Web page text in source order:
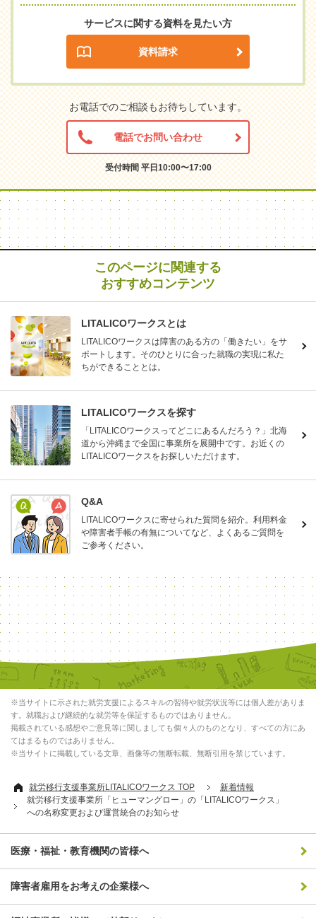
サービスに関する資料を見たい方
資料請求
お電話でのご相談もお待ちしています。
電話でお問い合わせ
受付時間 平日10:00〜17:00
このページに関連する
おすすめコンテンツ
LITALICOワークスとは
LITALICOワークスは障害のある方の「働きたい」をサ
ポートします。そのひとりに合った就職の実現に私た
ちができることとは。
LITALICOワークスを探す
「LITALICOワークスってどこにあるんだろう？」北海
道から沖縄まで全国に事業所を展開中です。お近くの
LITALICOワークスをお探しいただけます。
Q&A
LITALICOワークスに寄せられた質問を紹介。利用料金
や障害者手帳の有無についてなど、よくあるご質問を
ご参考ください。
※当サイトに示された就労支援によるスキルの習得や就労状況等には個人差がありま
す。就職および継続的な就労等を保証するものではありません。
掲載されている感想やご意見等に関しましても個々人のものとなり、すべての方にあ
てはまるものではありません。
※当サイトに掲載している文章、画像等の無断転載、無断引用を禁じています。
就労移行支援事業所LITALICOワークス TOP
新着情報
就労移行支援事業所「ヒューマングロー」の「LITALICOワークス」
への名称変更および運営統合のお知らせ
医療・福祉・教育機関の皆様へ
障害者雇用をお考えの企業様へ